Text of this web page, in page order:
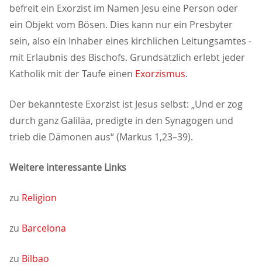
befreit ein Exorzist im Namen Jesu eine Person oder
ein Objekt vom Bösen. Dies kann nur ein Presbyter
sein, also ein Inhaber eines kirchlichen Leitungsamtes -
mit Erlaubnis des Bischofs. Grundsätzlich erlebt jeder
Katholik mit der Taufe einen Exorzismus.
Der bekannteste Exorzist ist Jesus selbst: „Und er zog
durch ganz Galiläa, predigte in den Synagogen und
trieb die Dämonen aus“ (Markus 1,23–39).
Weitere interessante Links
zu Religion
zu Barcelona
zu Bilbao